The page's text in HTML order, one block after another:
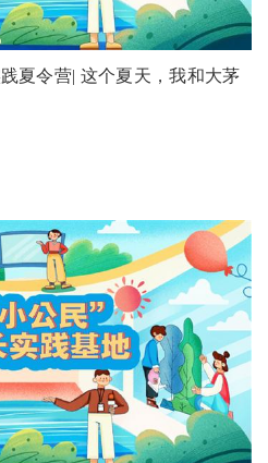
夏令营| 这个夏天，我和大茅